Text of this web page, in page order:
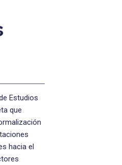
Estudios
que
hacia el